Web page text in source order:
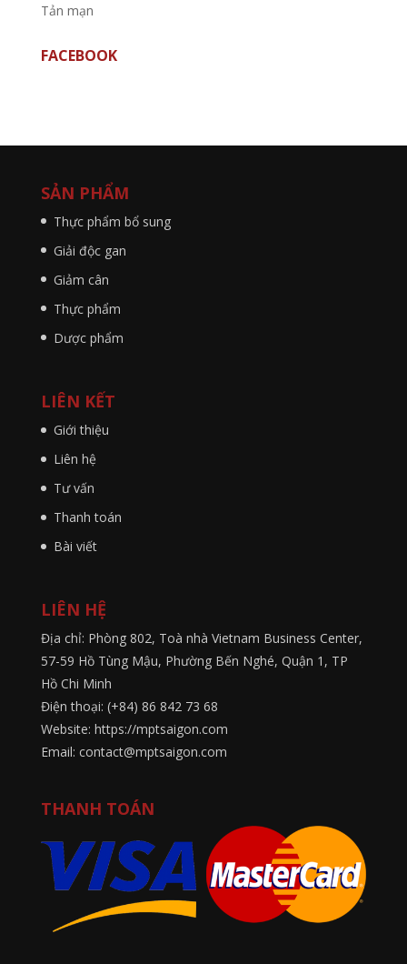
Tản mạn
FACEBOOK
SẢN PHẨM
Thực phẩm bổ sung
Giải độc gan
Giảm cân
Thực phẩm
Dược phẩm
LIÊN KẾT
Giới thiệu
Liên hệ
Tư vấn
Thanh toán
Bài viết
LIÊN HỆ
Địa chỉ: Phòng 802, Toà nhà Vietnam Business Center,
57-59 Hồ Tùng Mậu, Phường Bến Nghé, Quận 1, TP
Hồ Chi Minh
Điện thoại: (+84) 86 842 73 68
Website: https://mptsaigon.com
Email: contact@mptsaigon.com
THANH TOÁN